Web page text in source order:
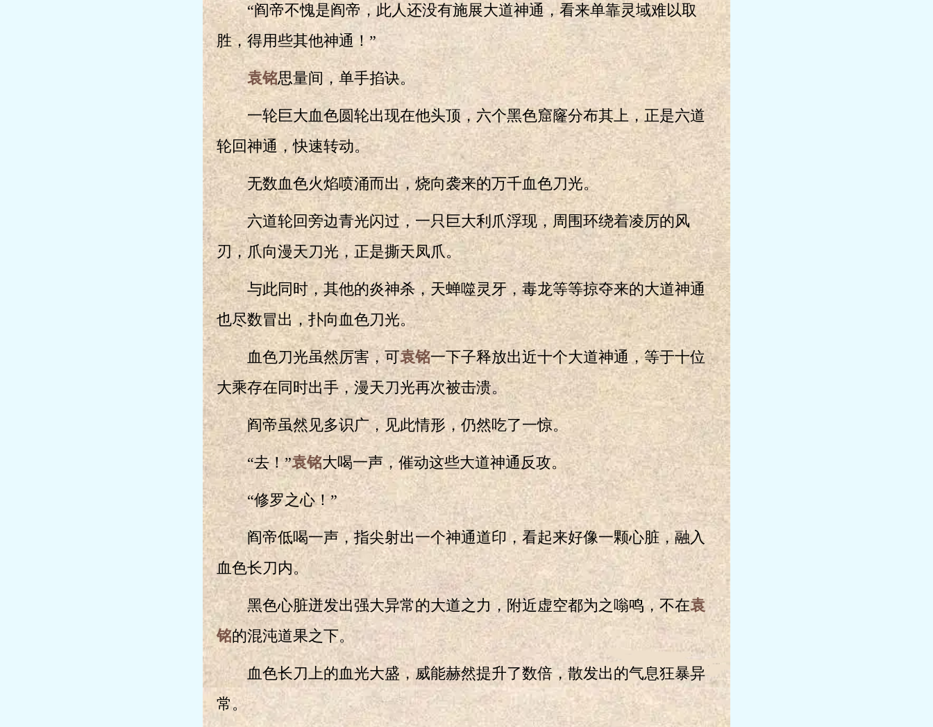
“阎帝不愧是阎帝，此人还没有施展大道神通，看来单靠灵域难以取
胜，得用些其他神通！”
袁铭思量间，单手掐诀。
一轮巨大血色圆轮出现在他头顶，六个黑色窟窿分布其上，正是六道
轮回神通，快速转动。
无数血色火焰喷涌而出，烧向袭来的万千血色刀光。
六道轮回旁边青光闪过，一只巨大利爪浮现，周围环绕着凌厉的风
刃，爪向漫天刀光，正是撕天凤爪。
与此同时，其他的炎神杀，天蝉噬灵牙，毒龙等等掠夺来的大道神通
也尽数冒出，扑向血色刀光。
血色刀光虽然厉害，可袁铭一下子释放出近十个大道神通，等于十位
大乘存在同时出手，漫天刀光再次被击溃。
阎帝虽然见多识广，见此情形，仍然吃了一惊。
“去！”袁铭大喝一声，催动这些大道神通反攻。
“修罗之心！”
阎帝低喝一声，指尖射出一个神通道印，看起来好像一颗心脏，融入
血色长刀内。
黑色心脏迸发出强大异常的大道之力，附近虚空都为之嗡鸣，不在袁
铭的混沌道果之下。
血色长刀上的血光大盛，威能赫然提升了数倍，散发出的气息狂暴异
常。